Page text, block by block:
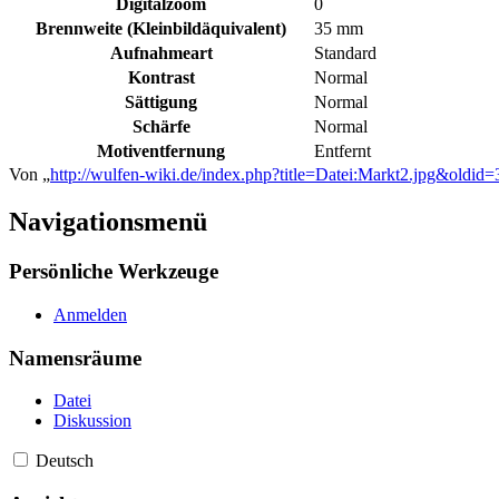
Digitalzoom
0
Brennweite (Kleinbildäquivalent)
35 mm
Aufnahmeart
Standard
Kontrast
Normal
Sättigung
Normal
Schärfe
Normal
Motiventfernung
Entfernt
Von „http://wulfen-wiki.de/
Navigationsmenü
Persönliche Werkzeuge
Anmelden
Namensräume
Datei
Diskussion
Deutsch